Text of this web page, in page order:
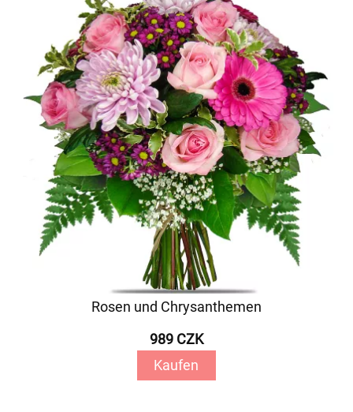
Rosen und Chrysanthemen
989 CZK
Kaufen